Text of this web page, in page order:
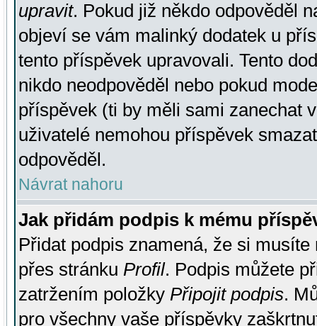
upravit. Pokud již někdo odpověděl
objeví se vám malinký dodatek u
tento příspěvek upravovali. Tento
nikdo neodpověděl nebo pokud
příspěvek (ti by měli sami zanechat
uživatelé nemohou příspěvek
odpověděl.
Návrat nahoru
Jak přidám podpis k mému
Přidat podpis znamená, že si
přes stránku Profil. Podpis můžete
zatržením položky Připojit podpis.
pro všechny vaše příspěvky